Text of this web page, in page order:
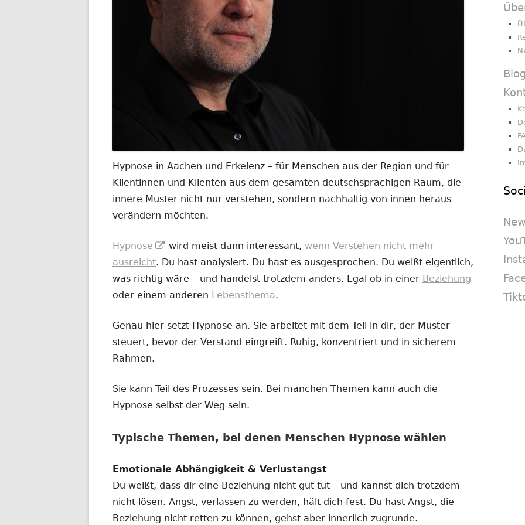
Hypnose in Aachen und Erkelenz – für Menschen aus der Region und für
Klientinnen und Klienten aus dem gesamten deutschsprachigen Raum, die
innere Muster nicht nur verstehen, sondern nachhaltig von innen heraus
verändern möchten.
Hypnose
In
neuem
Fenster
öffnen
wird meist dann interessant, wenn Verstehen nicht mehr
ausreicht. Du hast analysiert. Du hast es ausgesprochen. Du weißt eigentlich,
was richtig wäre – und handelst trotzdem anders. Egal ob in einer Beziehung
oder einem anderen Lebensthema.
Genau hier setzt Hypnose an. Sie arbeitet mit dem Teil in dir, der Muster
steuert, bevor der Verstand eingreift. Ruhig, konzentriert und in sicherem
Rahmen.
Sie kann Teil des Prozesses sein. Bei manchen Themen kann auch die
Hypnose selbst der Weg sein.
Typische Themen, bei denen Menschen Hypnose wählen
Emotionale Abhängigkeit & Verlustangst
Du weißt, dass dir eine Beziehung nicht gut tut – und kannst dich trotzdem
nicht lösen. Angst, verlassen zu werden, hält dich fest. Du hast Angst, die
Beziehung nicht retten zu können, gehst aber innerlich zugrunde.
Blog